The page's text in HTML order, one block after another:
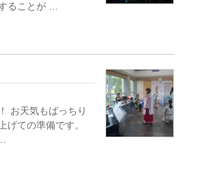
ることが …
お天気もばっちり
ての準備です。